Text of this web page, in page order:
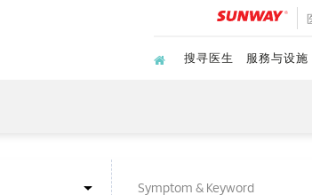
搜寻医生 服務与设施